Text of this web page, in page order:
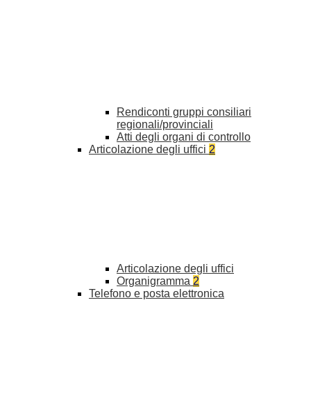
Rendiconti gruppi consiliari
regionali/provinciali
Atti degli organi di controllo
Articolazione degli uffici 2
Articolazione degli uffici
Organigramma 2
Telefono e posta elettronica